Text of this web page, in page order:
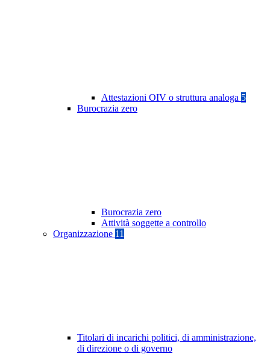
Attestazioni OIV o struttura analoga 5
Burocrazia zero
Burocrazia zero
Attività soggette a controllo
Organizzazione 11
Titolari di incarichi politici, di amministrazione,
di direzione o di governo